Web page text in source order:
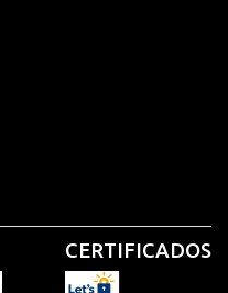
CERTIFICADOS